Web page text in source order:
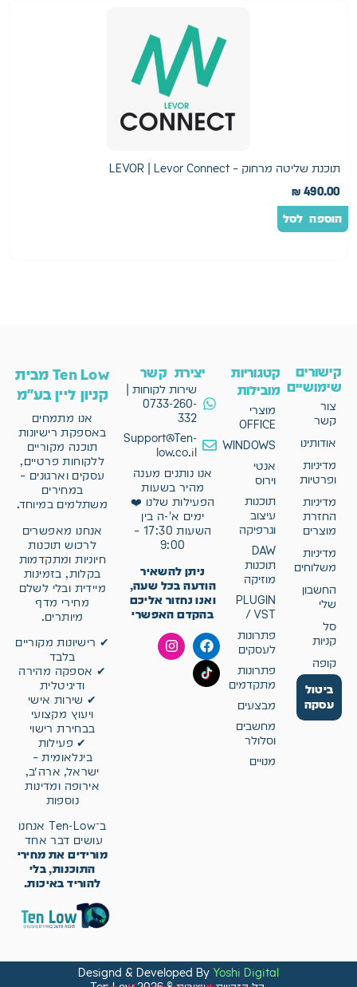
תוכנת שליטה מרחוק – LEVOR | Levor Connect
₪ 490.00
הוספה לסל
קישורים
שימושיים
צור
קשר
אודותינו
מדיניות
ופרטיות
מדיניות
החזרת
מוצרים
מדיניות
משלוחים
החשבון
שלי
סל
קניות
קופה
ביטול
עסקה
קטגוריות
מובילות
מוצרי
OFFICE
WINDOWS
אנטי
וירוס
תוכנות
עיצוב
וגרפיקה
DAW
תוכנות
מוזיקה
PLUGIN
/ VST
פתרונות
לעסקים
פתרונות
מתקדמים
מבצעים
מחשבים
וסלולר
מנויים
יצירת קשר
שירות לקוחות |
0733-260-
332
Support@Ten-
low.co.il
אנו נותנים מענה
מהיר בשעות
הפעילות שלנו ❤️
ימים א'-ה בין
השעות 17:30 –
9:00
ניתן להשאיר
הודעה בכל שעה,
ואנו נחזור אליכם
בהקדם האפשרי
Ten Low מבית
קניון ליין בע"מ
אנו מתמחים
באספקת רישיונות
תוכנה מקוריים
ללקוחות פרטיים,
עסקים וארגונים –
במחירים
משתלמים במיוחד.
אנחנו מאפשרים
לרכוש תוכנות
חיוניות ומתקדמות
בקלות, בזמינות
מיידית ובלי לשלם
מחירי מדף
מיותרים.
✔ רישיונות מקוריים
בלבד
✔ אספקה מהירה
ודיגיטלית
✔ שירות אישי
ויעוץ מקצועי
בבחירת רישוי
✔ פעילות
בינלאומית –
ישראל, ארה״ב,
אירופה ומדינות
נוספות
ב־Ten-Low אנחנו
עושים דבר אחד
מורידים את מחירי
התוכנות, בלי
להוריד באיכות.
Designd & Developed By Yoshi Digital